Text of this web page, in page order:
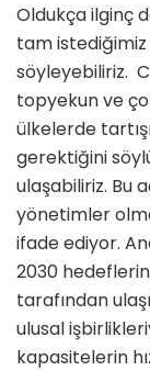
Oldukça ilginç
tam
söyleyebiliriz.
topyekun ve
ülkelerde
gerektiğini
ulaşabiliriz. Bu
yönetimler
ifade ediyor.
2030
tarafından
ulusal
kapasitelerin